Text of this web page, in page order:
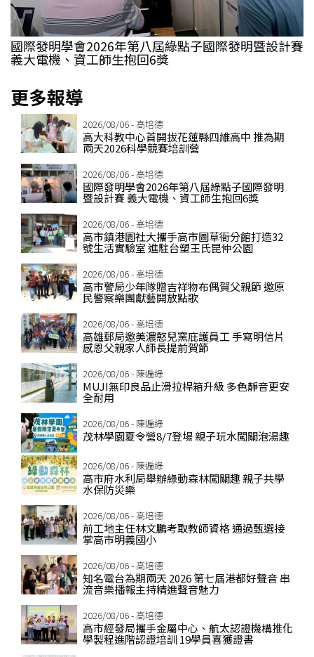
國際發明學會2026年第八屆綠點子國際發明暨設計賽
義大電機、資工師生抱回6獎
更多報導
2026/08/06 - 高培德
高大科教中心首開拔花蓮縣四維高中 推為期
兩天2026科學競賽培訓營
2026/08/06 - 高培德
國際發明學會2026年第八屆綠點子國際發明
暨設計賽 義大電機、資工師生抱回6獎
2026/08/06 - 高培德
高市鎮港園社大攜手高市圖草衙分館打造32
號生活實驗室 進駐台塑王氏昆仲公園
2026/08/06 - 高培德
高市警局少年隊贈吉祥物布偶賀父親節 邀原
民警察樂團獻藝開放點歌
2026/08/06 - 高培德
高雄郵局邀美濃憨兒窯庇護員工 手寫明信片
感恩父親家人師長提前賀節
2026/08/06 - 陳遍綠
MUJI無印良品止滑拉桿箱升級 多色靜音更安
全耐用
2026/08/06 - 陳遍綠
茂林學園夏令營8/7登場 親子玩水闖關泡湯趣
2026/08/06 - 陳遍綠
高市府水利局舉辦綠動森林闖關趣 親子共學
水保防災樂
2026/08/06 - 高培德
前工地主任林文鵬考取教師資格 通過甄選接
掌高市明義國小
2026/08/06 - 高培德
知名電台為期兩天 2026 第七屆港都好聲音 串
流音樂播報主持精進聲音魅力
2026/08/06 - 高培德
高市經發局攜手金屬中心、航太認證機構推化
學製程進階認證培訓 19學員喜獲證書